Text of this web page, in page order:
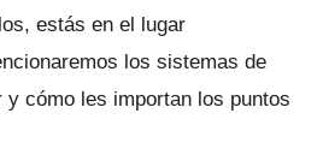
estás en el lugar
los sistemas de
y cómo les importan los puntos